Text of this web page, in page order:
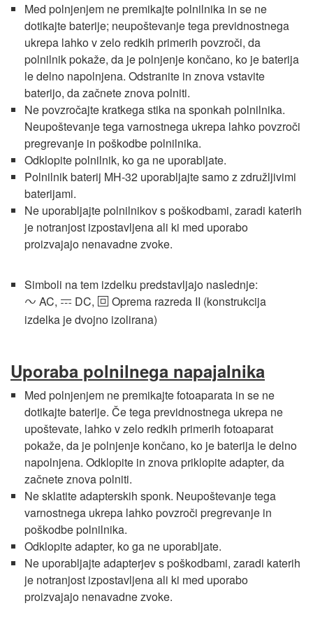
Med polnjenjem ne premikajte polnilnika in se ne
dotikajte baterije; neupoštevanje tega previdnostnega
ukrepa lahko v zelo redkih primerih povzroči, da
polnilnik pokaže, da je polnjenje končano, ko je baterija
le delno napolnjena. Odstranite in znova vstavite
baterijo, da začnete znova polniti.
Ne povzročajte kratkega stika na sponkah polnilnika.
Neupoštevanje tega varnostnega ukrepa lahko povzroči
pregrevanje in poškodbe polnilnika.
Odklopite polnilnik, ko ga ne uporabljate.
Polnilnik baterij MH-32 uporabljajte samo z združljivimi
baterijami.
Ne uporabljajte polnilnikov s poškodbami, zaradi katerih
je notranjost izpostavljena ali ki med uporabo
proizvajajo nenavadne zvoke.
Simboli na tem izdelku predstavljajo naslednje:
m AC, p DC, q Oprema razreda II (konstrukcija
izdelka je dvojno izolirana)
Uporaba polnilnega napajalnika
Med polnjenjem ne premikajte fotoaparata in se ne
dotikajte baterije. Če tega previdnostnega ukrepa ne
upoštevate, lahko v zelo redkih primerih fotoaparat
pokaže, da je polnjenje končano, ko je baterija le delno
napolnjena. Odklopite in znova priklopite adapter, da
začnete znova polniti.
Ne sklatite adapterskih sponk. Neupoštevanje tega
varnostnega ukrepa lahko povzroči pregrevanje in
poškodbe polnilnika.
Odklopite adapter, ko ga ne uporabljate.
Ne uporabljajte adapterjev s poškodbami, zaradi katerih
je notranjost izpostavljena ali ki med uporabo
proizvajajo nenavadne zvoke.